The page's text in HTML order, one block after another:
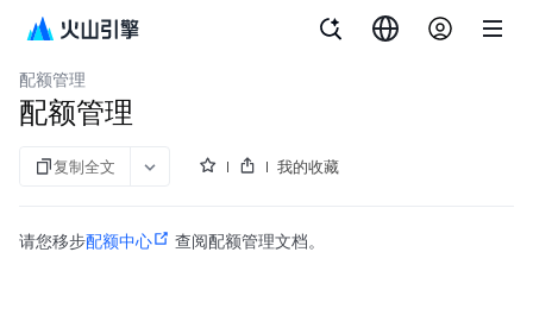
资源管理
配额管理
配额管理
复制全文 我的收藏
请您移步配额中心 查阅配额管理文档。